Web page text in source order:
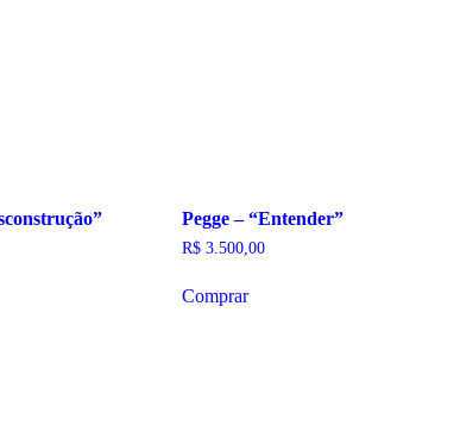
Pegge – “Entender”
R$ 3.500,00
Comprar